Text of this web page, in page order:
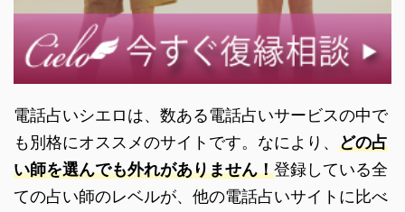
電話占いシエロは、数ある電話占いサービスの中で
も別格にオススメのサイトです。なにより、 どの占
い師を選んでも外れがありません！登録している全
ての占い師のレベルが、他の電話占いサイトに比べ